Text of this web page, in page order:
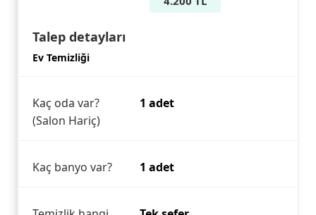
Talep detayları
Ev Temizliği
Kaç oda var?
(Salon Hariç)
1 adet
Kaç banyo var? 1 adet